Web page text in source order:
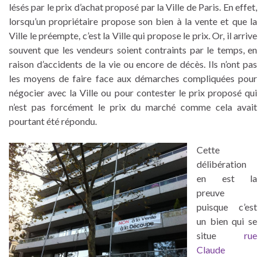
lésés par le prix d’achat proposé par la Ville de Paris. En effet,
lorsqu’un propriétaire propose son bien à la vente et que la
Ville le préempte, c’est la Ville qui propose le prix. Or, il arrive
souvent que les vendeurs soient contraints par le temps, en
raison d’accidents de la vie ou encore de décès. Ils n’ont pas
les moyens de faire face aux démarches compliquées pour
négocier avec la Ville ou pour contester le prix proposé qui
n’est pas forcément le prix du marché comme cela avait
pourtant été répondu.
Cette
délibération
en est la
preuve
puisque c’est
un bien qui se
situe rue
Claude